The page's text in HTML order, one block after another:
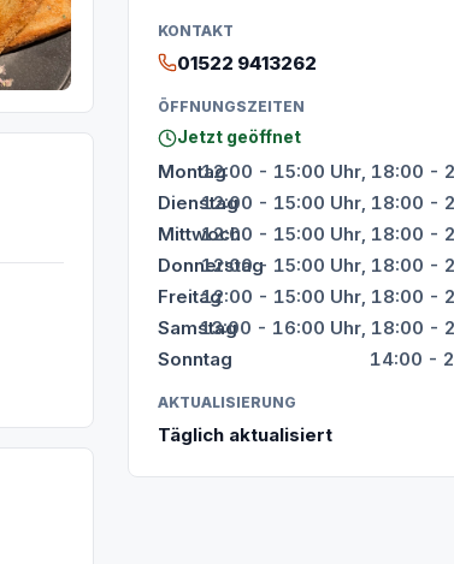
KONTAKT
01522 9413262
ÖFFNUNGSZEITEN
Jetzt geöffnet
Montag12:00 - 15:00 Uhr, 18:00 -
Dienstag12:00 - 15:00 Uhr, 18:00 -
Mittwoch12:00 - 15:00 Uhr, 18:00 -
Donnerstag
12:00 - 15:00 Uhr, 18:00 -
Freitag12:00 - 15:00 Uhr, 18:00 -
Samstag13:00 - 16:00 Uhr, 18:00 -
Sonntag
14:00 -
AKTUALISIERUNG
Täglich aktualisiert